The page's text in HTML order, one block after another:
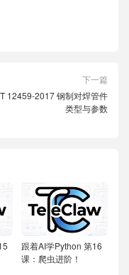
下一篇
12459-2017 钢制对焊管件
类型与参数
跟着AI学Python第16
课：爬虫进阶！